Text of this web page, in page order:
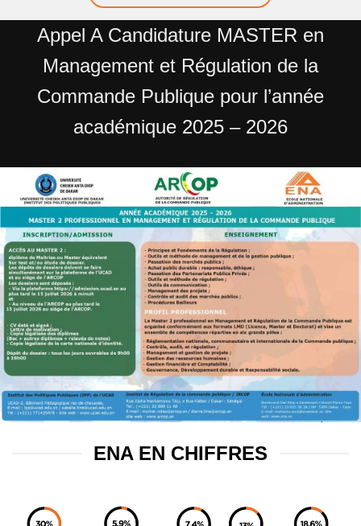
Appel A Candidature MASTER en
Management et Régulation de la
Commande Publique pour l’année
académique 2025 – 2026
ENA EN CHIFFRES